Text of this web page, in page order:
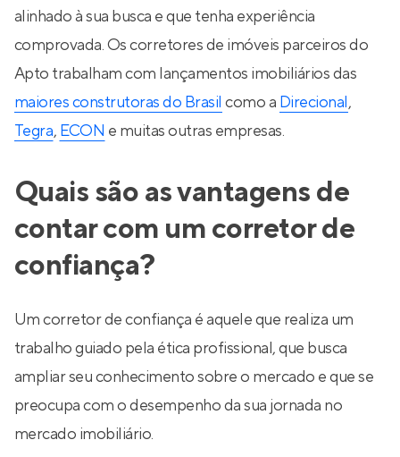
alinhado à sua busca e que tenha experiência
comprovada. Os corretores de imóveis parceiros do
Apto trabalham com lançamentos imobiliários das
maiores construtoras do Brasil como a Direcional,
Tegra, ECON e muitas outras empresas.
Quais são as vantagens de
contar com um corretor de
confiança?
Um corretor de confiança é aquele que realiza um
trabalho guiado pela ética profissional, que busca
ampliar seu conhecimento sobre o mercado e que se
preocupa com o desempenho da sua jornada no
mercado imobiliário.